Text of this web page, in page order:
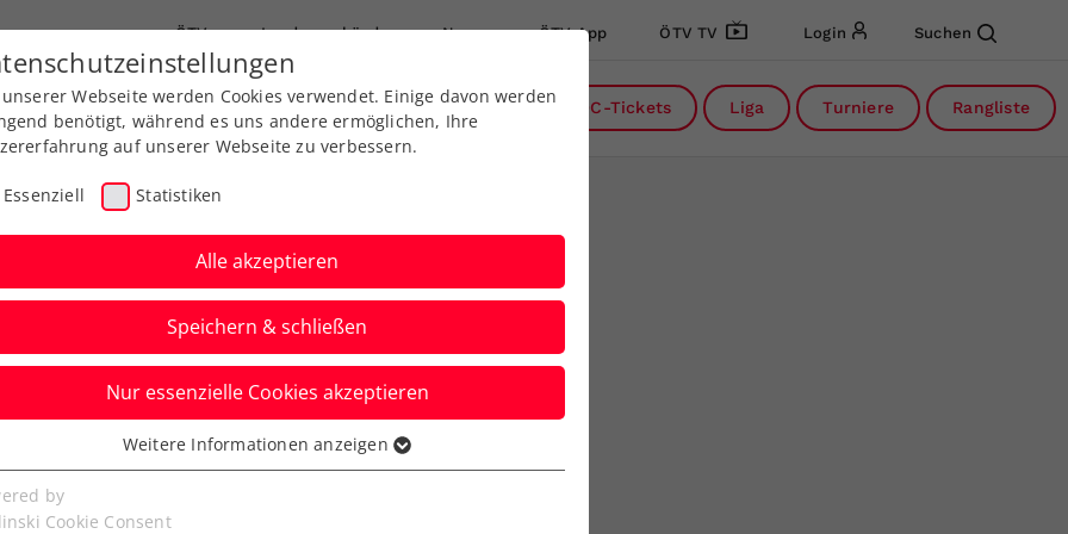
ÖTV Landesverbände News ÖTV App ÖTV TV Login Suchen
Ausbildungen Services Über uns DC-Tickets Liga Turniere Rangliste
Linz: Letzte
an Kraus
Webseite werden Cookies verwendet. Einige davon werden
benötigt, während es uns andere ermöglichen, Ihre
auf unserer Webseite zu verbessern.
Essenziell Statistiken
Alle akzeptieren
Speichern & schließen
Nur essenzielle Cookies akzeptieren
Cookies werden für grundlegende Funktionen der
benötigt. Dadurch ist gewährleistet, dass die Webseite
Weitere Informationen anzeigen
by
Cookie Consent